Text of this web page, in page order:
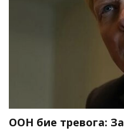
ООН бие тревога: